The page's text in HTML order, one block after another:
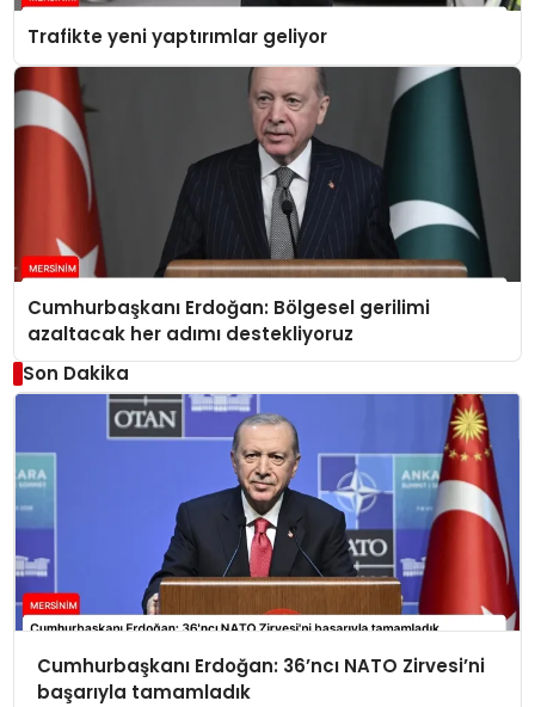
Trafikte yeni yaptırımlar geliyor
Cumhurbaşkanı Erdoğan: Bölgesel gerilimi
azaltacak her adımı destekliyoruz
Son Dakika
Cumhurbaşkanı Erdoğan: 36’ncı NATO Zirvesi’ni
başarıyla tamamladık